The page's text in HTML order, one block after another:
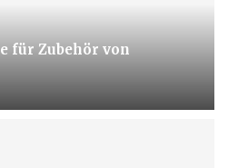
für Zubehör von